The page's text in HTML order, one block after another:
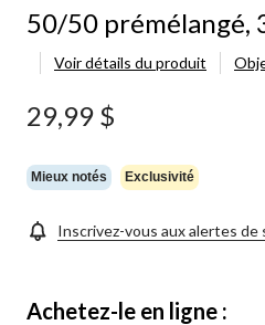
50/50 prémélangé,
Voir détails du produit
29,99 $
Mieux notés Exclusivité
Inscrivez-vous aux alertes de
Achetez-le en ligne :